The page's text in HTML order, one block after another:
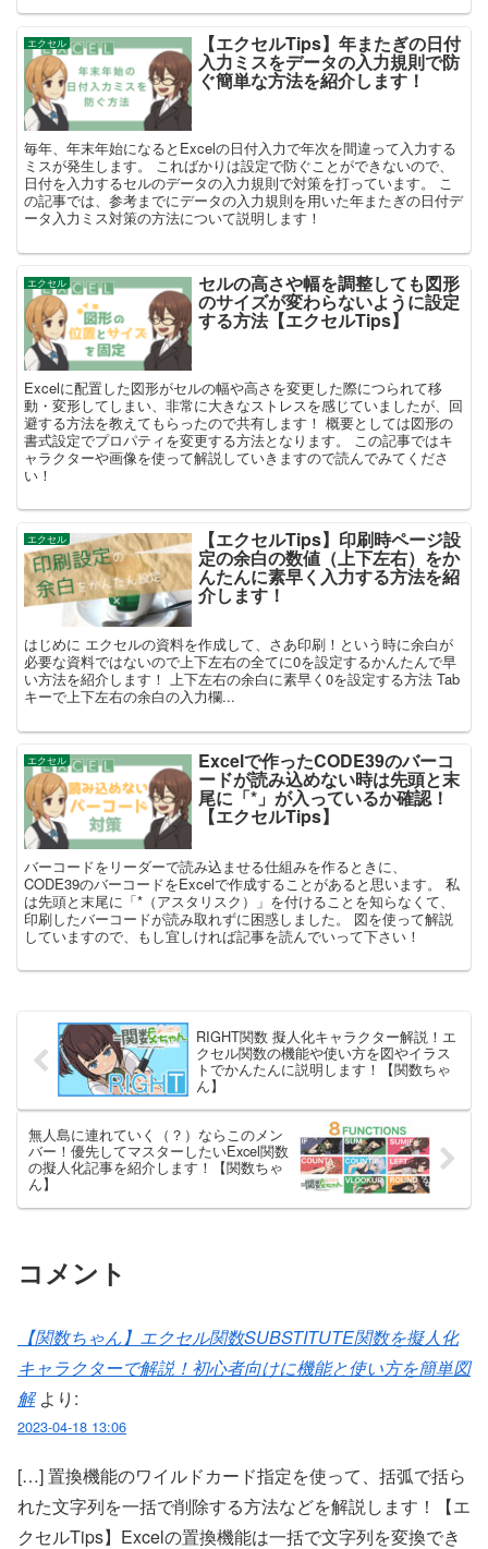
エクセル 【エクセルTips】年またぎの日付
入力ミスをデータの入力規則で防
ぐ簡単な方法を紹介します！
毎年、年末年始になるとExcelの日付入力で年次を間違って入力する
ミスが発生します。 こればかりは設定で防ぐことができないので、
日付を入力するセルのデータの入力規則で対策を打っています。 こ
の記事では、参考までにデータの入力規則を用いた年またぎの日付デ
ータ入力ミス対策の方法について説明します！
エクセル セルの高さや幅を調整しても図形
のサイズが変わらないように設定
する方法【エクセルTips】
Excelに配置した図形がセルの幅や高さを変更した際につられて移
動・変形してしまい、非常に大きなストレスを感じていましたが、回
避する方法を教えてもらったので共有します！ 概要としては図形の
書式設定でプロパティを変更する方法となります。 この記事ではキ
ャラクターや画像を使って解説していきますので読んでみてくださ
い！
エクセル 【エクセルTips】印刷時ページ設
定の余白の数値（上下左右）をか
んたんに素早く入力する方法を紹
介します！
はじめに エクセルの資料を作成して、さあ印刷！という時に余白が
必要な資料ではないので上下左右の全てに0を設定するかんたんで早
い方法を紹介します！ 上下左右の余白に素早く0を設定する方法 Tab
キーで上下左右の余白の入力欄...
エクセル Excelで作ったCODE39のバーコ
ードが読み込めない時は先頭と末
尾に「*」が入っているか確認！
【エクセルTips】
バーコードをリーダーで読み込ませる仕組みを作るときに、
CODE39のバーコードをExcelで作成することがあると思います。 私
は先頭と末尾に「*（アスタリスク）」を付けることを知らなくて、
印刷したバーコードが読み取れずに困惑しました。 図を使って解説
していますので、もし宜しければ記事を読んでいって下さい！
RIGHT関数 擬人化キャラクター解説！エ
クセル関数の機能や使い方を図やイラス
トでかんたんに説明します！【関数ちゃ
ん】
無人島に連れていく（？）ならこのメン
バー！優先してマスターしたいExcel関数
の擬人化記事を紹介します！【関数ちゃ
ん】
コメント
【関数ちゃん】エクセル関数SUBSTITUTE関数を擬人化
キャラクターで解説！初心者向けに機能と使い方を簡単図
解 より:
2023-04-18 13:06
[…] 置換機能のワイルドカード指定を使って、括弧で括ら
れた文字列を一括で削除する方法などを解説します！【エ
クセルTips】Excelの置換機能は一括で文字列を変換でき